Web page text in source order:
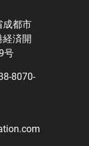
成都市
経済開
号
8070-